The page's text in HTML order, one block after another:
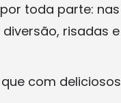
toda parte: nas
risadas e
com deliciosos